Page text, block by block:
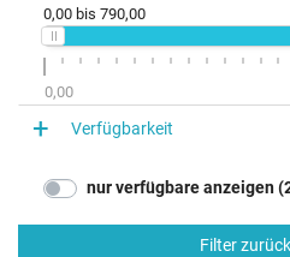
0,00 bis 790,00
0,00
Verfügbarkeit
nur verfügbare anzeigen
Filter